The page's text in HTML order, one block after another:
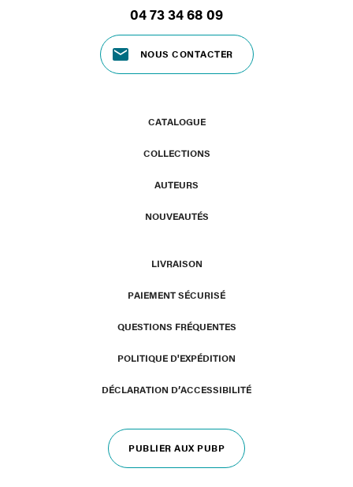
04 73 34 68 09
NOUS CONTACTER
CATALOGUE
COLLECTIONS
AUTEURS
NOUVEAUTÉS
LIVRAISON
PAIEMENT SÉCURISÉ
QUESTIONS FRÉQUENTES
POLITIQUE D'EXPÉDITION
DÉCLARATION D’ACCESSIBILITÉ
PUBLIER AUX PUBP